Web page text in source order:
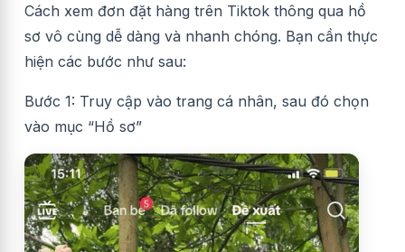
Cách xem đơn đặt hàng trên Tiktok thông qua hồ
sơ vô cùng dễ dàng và nhanh chóng. Bạn cần thực
hiện các bước như sau:
Bước 1: Truy cập vào trang cá nhân, sau đó chọn
vào mục “Hồ sơ”